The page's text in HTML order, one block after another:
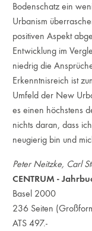
Bodenschatz ein
Urbanism
positiven Aspekt
Entwicklung im
niedrig die
Erkenntnisreich ist
Umfeld der New
es einen höchstens
nichts daran, dass
neugierig bin und
Peter Neitzke, Carl
CENTRUM -
Basel 2000
236 Seiten
ATS 497.-